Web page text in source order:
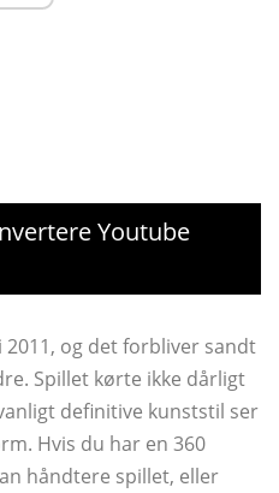
Youtube
og det forbliver sandt
Spillet kørte ikke dårligt
definitive kunststil ser
Hvis du har en 360
håndtere spillet, eller